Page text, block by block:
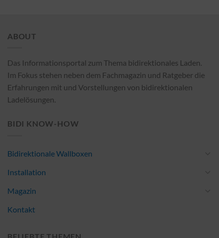
ABOUT
Das Informationsportal zum Thema bidirektionales Laden.
Im Fokus stehen neben dem Fachmagazin und Ratgeber die
Erfahrungen mit und Vorstellungen von bidirektionalen
Ladelösungen.
BIDI KNOW-HOW
Bidirektionale Wallboxen
Installation
Magazin
Kontakt